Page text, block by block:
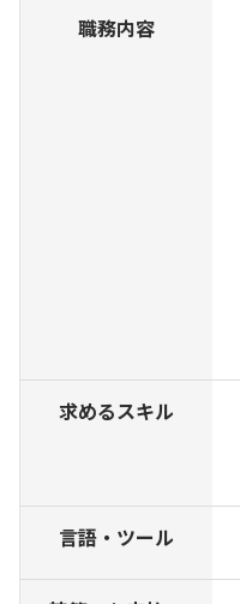
職務内容
求めるスキル
言語・ツール